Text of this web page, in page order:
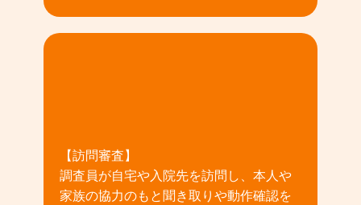
【訪問審査】
調査員が自宅や入院先を訪問し、本人や
家族の協力のもと聞き取りや動作確認を